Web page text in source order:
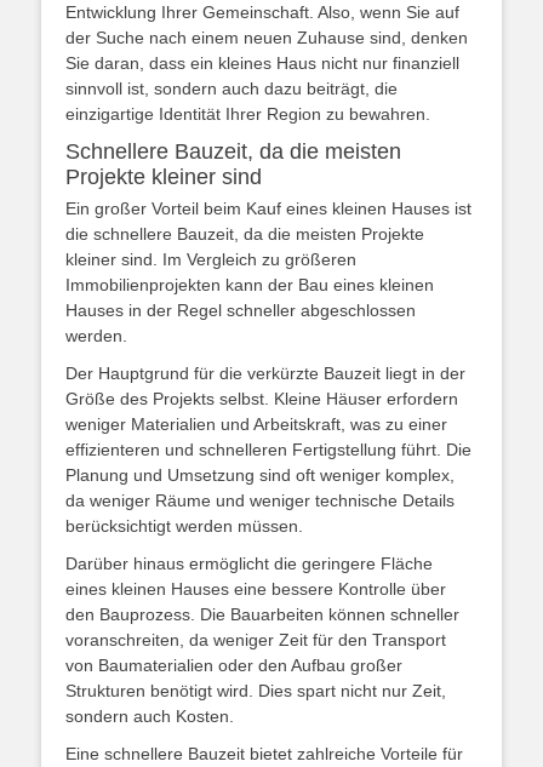
Entwicklung Ihrer Gemeinschaft. Also, wenn Sie auf
der Suche nach einem neuen Zuhause sind, denken
Sie daran, dass ein kleines Haus nicht nur finanziell
sinnvoll ist, sondern auch dazu beiträgt, die
einzigartige Identität Ihrer Region zu bewahren.
Schnellere Bauzeit, da die meisten
Projekte kleiner sind
Ein großer Vorteil beim Kauf eines kleinen Hauses ist
die schnellere Bauzeit, da die meisten Projekte
kleiner sind. Im Vergleich zu größeren
Immobilienprojekten kann der Bau eines kleinen
Hauses in der Regel schneller abgeschlossen
werden.
Der Hauptgrund für die verkürzte Bauzeit liegt in der
Größe des Projekts selbst. Kleine Häuser erfordern
weniger Materialien und Arbeitskraft, was zu einer
effizienteren und schnelleren Fertigstellung führt. Die
Planung und Umsetzung sind oft weniger komplex,
da weniger Räume und weniger technische Details
berücksichtigt werden müssen.
Darüber hinaus ermöglicht die geringere Fläche
eines kleinen Hauses eine bessere Kontrolle über
den Bauprozess. Die Bauarbeiten können schneller
voranschreiten, da weniger Zeit für den Transport
von Baumaterialien oder den Aufbau großer
Strukturen benötigt wird. Dies spart nicht nur Zeit,
sondern auch Kosten.
Eine schnellere Bauzeit bietet zahlreiche Vorteile für